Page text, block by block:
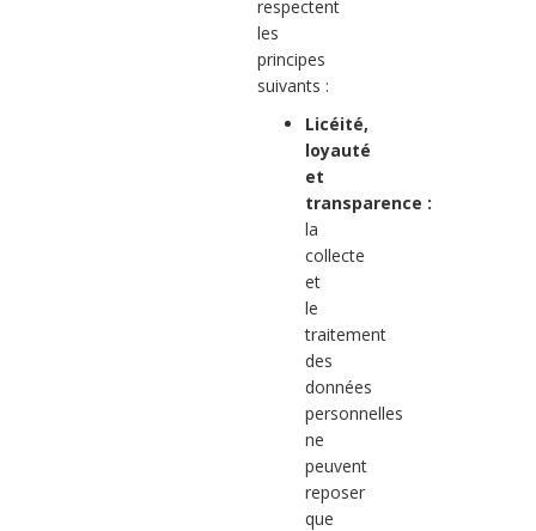
respectent
les
principes
suivants :
Licéité,
loyauté
et
transparence :
la
collecte
et
le
traitement
des
données
personnelles
ne
peuvent
reposer
que